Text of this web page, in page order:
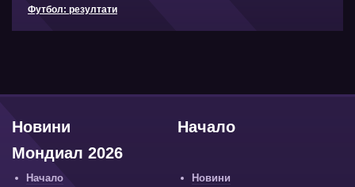
Футбол: резултати
Начало
Новини
Мондиал 2026
Начало
Новини